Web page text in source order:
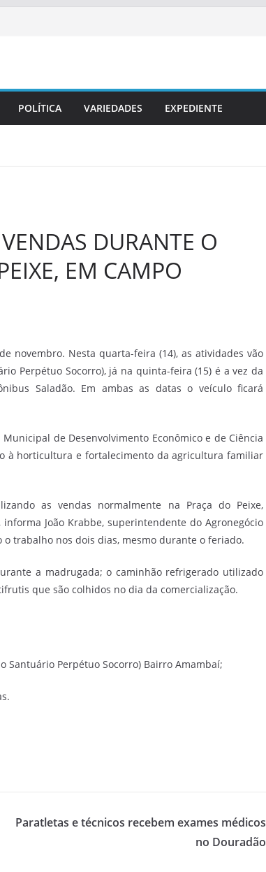
POLÍTICA VARIEDADES EXPEDIENTE
DURANTE O
EM CAMPO
novembro. Nesta quarta-feira (14), as atividades vão
Perpétuo Socorro), já na quinta-feira (15) é a vez da
Saladão. Em ambas as datas o veículo ficará
de Desenvolvimento Econômico e de Ciência
à horticultura e fortalecimento da agricultura familiar
as vendas normalmente na Praça do Peixe,
João Krabbe, superintendente do Agronegócio
trabalho nos dois dias, mesmo durante o feriado.
a madrugada; o caminhão refrigerado utilizado
que são colhidos no dia da comercialização.
Santuário Perpétuo Socorro) Bairro Amambaí;
Paratletas e técnicos recebem exames médicos
no Douradão